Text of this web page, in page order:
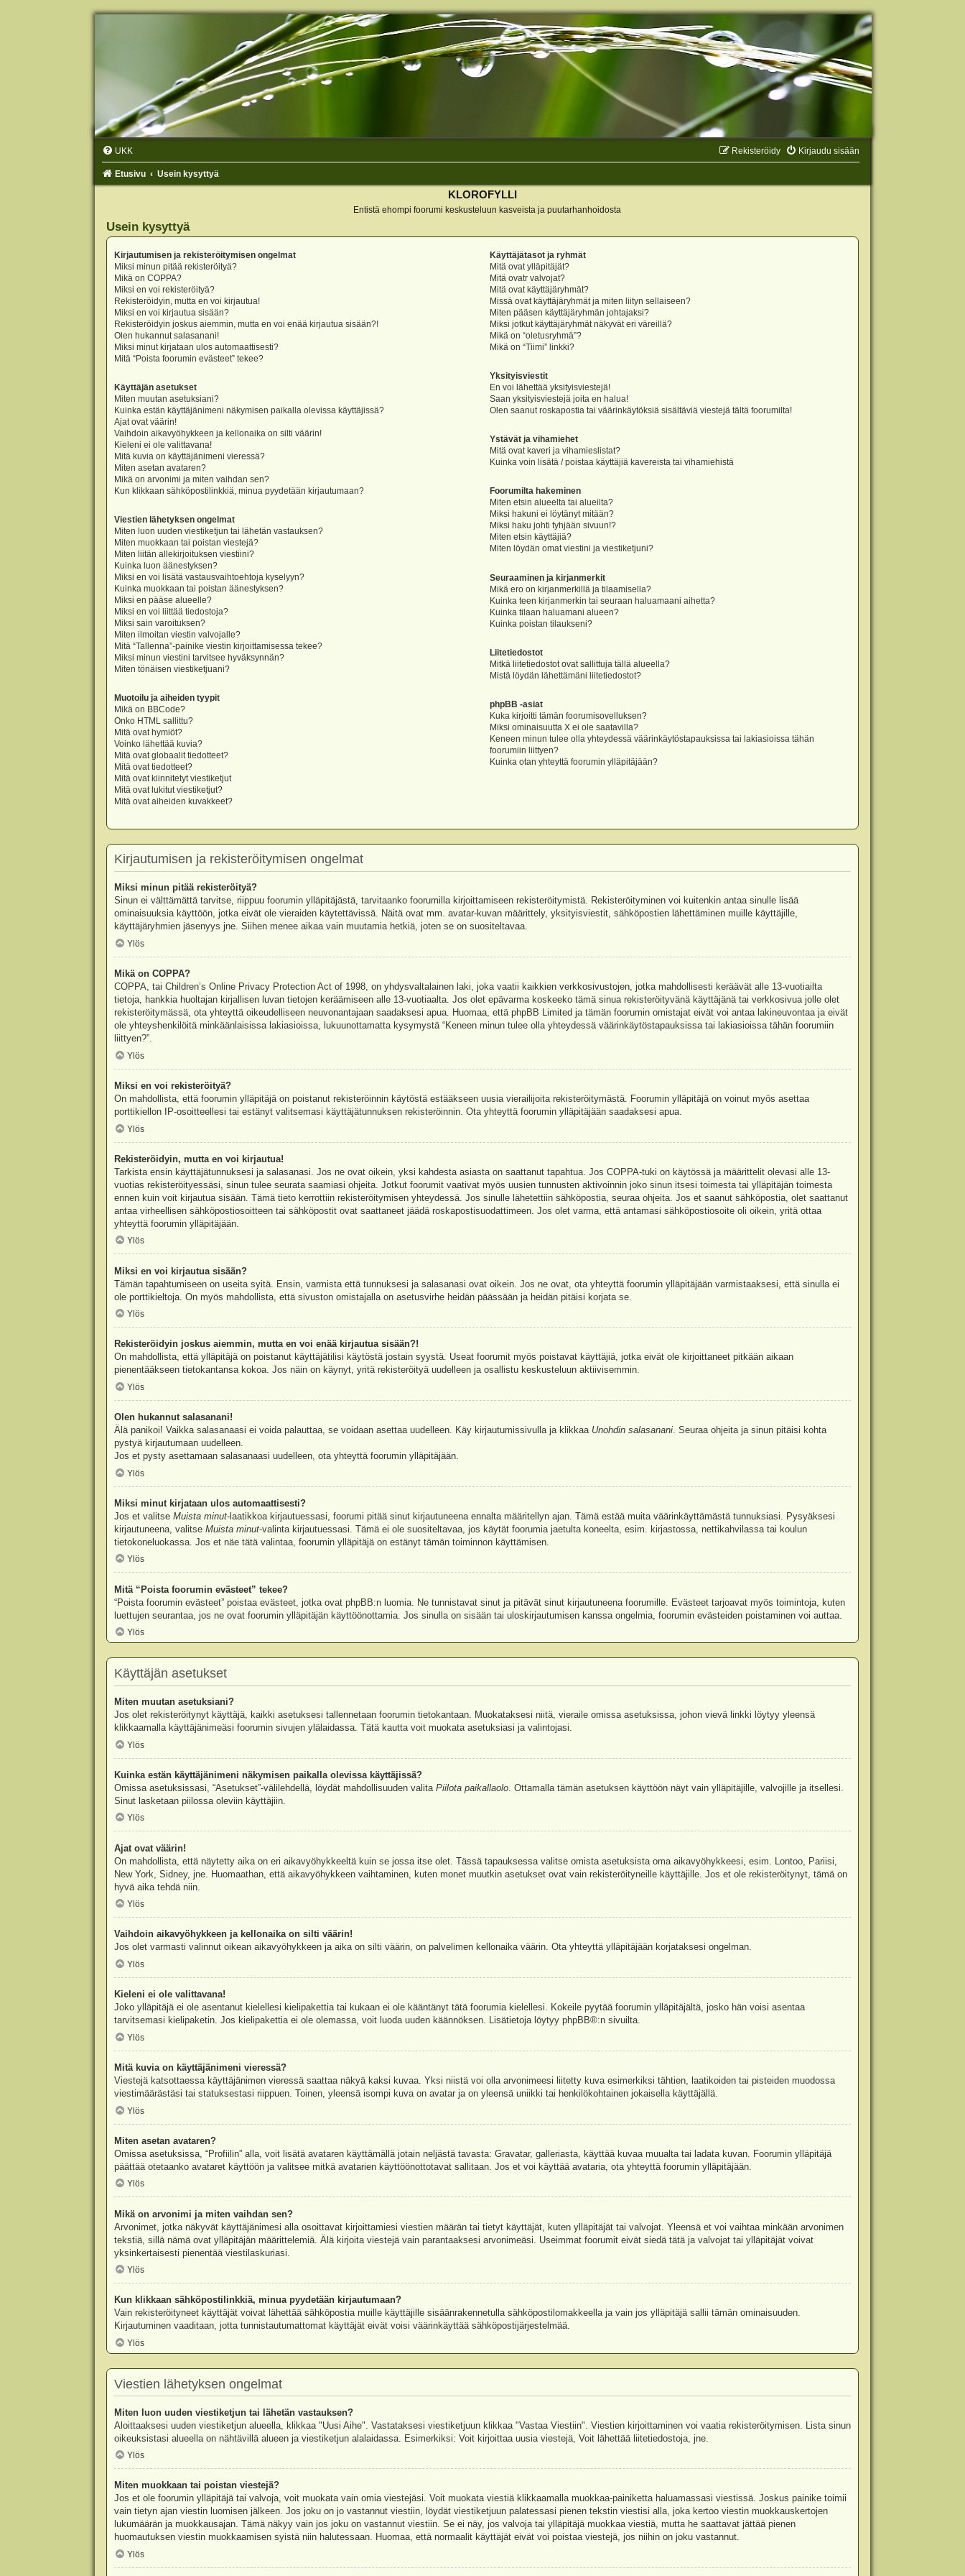
UKK Kirjaudu sisään
Rekisteröidy
Etusivu Usein kysyttyä
KLOROFYLLI
Entistä ehompi foorumi keskusteluun kasveista ja puutarhanhoidosta
Usein kysyttyä
Kirjautumisen ja rekisteröitymisen ongelmat
Miksi minun pitää rekisteröityä?
Mikä on COPPA?
Miksi en voi rekisteröityä?
Rekisteröidyin, mutta en voi kirjautua!
Miksi en voi kirjautua sisään?
Rekisteröidyin joskus aiemmin, mutta en voi enää kirjautua sisään?!
Olen hukannut salasanani!
Miksi minut kirjataan ulos automaattisesti?
Mitä “Poista foorumin evästeet” tekee?
Käyttäjän asetukset
Miten muutan asetuksiani?
Kuinka estän käyttäjänimeni näkymisen paikalla olevissa käyttäjissä?
Ajat ovat väärin!
Vaihdoin aikavyöhykkeen ja kellonaika on silti väärin!
Kieleni ei ole valittavana!
Mitä kuvia on käyttäjänimeni vieressä?
Miten asetan avataren?
Mikä on arvonimi ja miten vaihdan sen?
Kun klikkaan sähköpostilinkkiä, minua pyydetään kirjautumaan?
Viestien lähetyksen ongelmat
Miten luon uuden viestiketjun tai lähetän vastauksen?
Miten muokkaan tai poistan viestejä?
Miten liitän allekirjoituksen viestiini?
Kuinka luon äänestyksen?
Miksi en voi lisätä vastausvaihtoehtoja kyselyyn?
Kuinka muokkaan tai poistan äänestyksen?
Miksi en pääse alueelle?
Miksi en voi liittää tiedostoja?
Miksi sain varoituksen?
Miten ilmoitan viestin valvojalle?
Mitä “Tallenna”-painike viestin kirjoittamisessa tekee?
Miksi minun viestini tarvitsee hyväksynnän?
Miten tönäisen viestiketjuani?
Muotoilu ja aiheiden tyypit
Mikä on BBCode?
Onko HTML sallittu?
Mitä ovat hymiöt?
Voinko lähettää kuvia?
Mitä ovat globaalit tiedotteet?
Mitä ovat tiedotteet?
Mitä ovat kiinnitetyt viestiketjut
Mitä ovat lukitut viestiketjut?
Mitä ovat aiheiden kuvakkeet?
Käyttäjätasot ja ryhmät
Mitä ovat ylläpitäjät?
Mitä ovatr valvojat?
Mitä ovat käyttäjäryhmät?
Missä ovat käyttäjäryhmät ja miten liityn sellaiseen?
Miten pääsen käyttäjäryhmän johtajaksi?
Miksi jotkut käyttäjäryhmät näkyvät eri väreillä?
Mikä on “oletusryhmä”?
Mikä on “Tiimi” linkki?
Yksityisviestit
En voi lähettää yksityisviestejä!
Saan yksityisviestejä joita en halua!
Olen saanut roskapostia tai väärinkäytöksiä sisältäviä viestejä tältä foorumilta!
Ystävät ja vihamiehet
Mitä ovat kaveri ja vihamieslistat?
Kuinka voin lisätä / poistaa käyttäjiä kavereista tai vihamiehistä
Foorumilta hakeminen
Miten etsin alueelta tai alueilta?
Miksi hakuni ei löytänyt mitään?
Miksi haku johti tyhjään sivuun!?
Miten etsin käyttäjiä?
Miten löydän omat viestini ja viestiketjuni?
Seuraaminen ja kirjanmerkit
Mikä ero on kirjanmerkillä ja tilaamisella?
Kuinka teen kirjanmerkin tai seuraan haluamaani aihetta?
Kuinka tilaan haluamani alueen?
Kuinka poistan tilaukseni?
Liitetiedostot
Mitkä liitetiedostot ovat sallittuja tällä alueella?
Mistä löydän lähettämäni liitetiedostot?
phpBB -asiat
Kuka kirjoitti tämän foorumisovelluksen?
Miksi ominaisuutta X ei ole saatavilla?
Keneen minun tulee olla yhteydessä väärinkäytöstapauksissa tai lakiasioissa tähän
foorumiin liittyen?
Kuinka otan yhteyttä foorumin ylläpitäjään?
Kirjautumisen ja rekisteröitymisen ongelmat
Miksi minun pitää rekisteröityä?
Sinun ei välttämättä tarvitse, riippuu foorumin ylläpitäjästä, tarvitaanko foorumilla kirjoittamiseen rekisteröitymistä. Rekisteröityminen voi kuitenkin antaa sinulle lisää
ominaisuuksia käyttöön, jotka eivät ole vieraiden käytettävissä. Näitä ovat mm. avatar-kuvan määrittely, yksityisviestit, sähköpostien lähettäminen muille käyttäjille,
käyttäjäryhmien jäsenyys jne. Siihen menee aikaa vain muutamia hetkiä, joten se on suositeltavaa.
Ylös
Mikä on COPPA?
COPPA, tai Children’s Online Privacy Protection Act of 1998, on yhdysvaltalainen laki, joka vaatii kaikkien verkkosivustojen, jotka mahdollisesti keräävät alle 13-vuotiailta
tietoja, hankkia huoltajan kirjallisen luvan tietojen keräämiseen alle 13-vuotiaalta. Jos olet epävarma koskeeko tämä sinua rekisteröityvänä käyttäjänä tai verkkosivua jolle olet
rekisteröitymässä, ota yhteyttä oikeudelliseen neuvonantajaan saadaksesi apua. Huomaa, että phpBB Limited ja tämän foorumin omistajat eivät voi antaa lakineuvontaa ja eivät
ole yhteyshenkilöitä minkäänlaisissa lakiasioissa, lukuunottamatta kysymystä “Keneen minun tulee olla yhteydessä väärinkäytöstapauksissa tai lakiasioissa tähän foorumiin
liittyen?”.
Ylös
Miksi en voi rekisteröityä?
On mahdollista, että foorumin ylläpitäjä on poistanut rekisteröinnin käytöstä estääkseen uusia vierailijoita rekisteröitymästä. Foorumin ylläpitäjä on voinut myös asettaa
porttikiellon IP-osoitteellesi tai estänyt valitsemasi käyttäjätunnuksen rekisteröinnin. Ota yhteyttä foorumin ylläpitäjään saadaksesi apua.
Ylös
Rekisteröidyin, mutta en voi kirjautua!
Tarkista ensin käyttäjätunnuksesi ja salasanasi. Jos ne ovat oikein, yksi kahdesta asiasta on saattanut tapahtua. Jos COPPA-tuki on käytössä ja määrittelit olevasi alle 13-
vuotias rekisteröityessäsi, sinun tulee seurata saamiasi ohjeita. Jotkut foorumit vaativat myös uusien tunnusten aktivoinnin joko sinun itsesi toimesta tai ylläpitäjän toimesta
ennen kuin voit kirjautua sisään. Tämä tieto kerrottiin rekisteröitymisen yhteydessä. Jos sinulle lähetettiin sähköpostia, seuraa ohjeita. Jos et saanut sähköpostia, olet saattanut
antaa virheellisen sähköpostiosoitteen tai sähköpostit ovat saattaneet jäädä roskapostisuodattimeen. Jos olet varma, että antamasi sähköpostiosoite oli oikein, yritä ottaa
yhteyttä foorumin ylläpitäjään.
Ylös
Miksi en voi kirjautua sisään?
Tämän tapahtumiseen on useita syitä. Ensin, varmista että tunnuksesi ja salasanasi ovat oikein. Jos ne ovat, ota yhteyttä foorumin ylläpitäjään varmistaaksesi, että sinulla ei
ole porttikieltoja. On myös mahdollista, että sivuston omistajalla on asetusvirhe heidän päässään ja heidän pitäisi korjata se.
Ylös
Rekisteröidyin joskus aiemmin, mutta en voi enää kirjautua sisään?!
On mahdollista, että ylläpitäjä on poistanut käyttäjätilisi käytöstä jostain syystä. Useat foorumit myös poistavat käyttäjiä, jotka eivät ole kirjoittaneet pitkään aikaan
pienentääkseen tietokantansa kokoa. Jos näin on käynyt, yritä rekisteröityä uudelleen ja osallistu keskusteluun aktiivisemmin.
Ylös
Olen hukannut salasanani!
Älä panikoi! Vaikka salasanaasi ei voida palauttaa, se voidaan asettaa uudelleen. Käy kirjautumissivulla ja klikkaa Unohdin salasanani. Seuraa ohjeita ja sinun pitäisi kohta
pystyä kirjautumaan uudelleen.
Jos et pysty asettamaan salasanaasi uudelleen, ota yhteyttä foorumin ylläpitäjään.
Ylös
Miksi minut kirjataan ulos automaattisesti?
Jos et valitse Muista minut-laatikkoa kirjautuessasi, foorumi pitää sinut kirjautuneena ennalta määritellyn ajan. Tämä estää muita väärinkäyttämästä tunnuksiasi. Pysyäksesi
kirjautuneena, valitse Muista minut-valinta kirjautuessasi. Tämä ei ole suositeltavaa, jos käytät foorumia jaetulta koneelta, esim. kirjastossa, nettikahvilassa tai koulun
tietokoneluokassa. Jos et näe tätä valintaa, foorumin ylläpitäjä on estänyt tämän toiminnon käyttämisen.
Ylös
Mitä “Poista foorumin evästeet” tekee?
“Poista foorumin evästeet” poistaa evästeet, jotka ovat phpBB:n luomia. Ne tunnistavat sinut ja pitävät sinut kirjautuneena foorumille. Evästeet tarjoavat myös toimintoja, kuten
luettujen seurantaa, jos ne ovat foorumin ylläpitäjän käyttöönottamia. Jos sinulla on sisään tai uloskirjautumisen kanssa ongelmia, foorumin evästeiden poistaminen voi auttaa.
Ylös
Käyttäjän asetukset
Miten muutan asetuksiani?
Jos olet rekisteröitynyt käyttäjä, kaikki asetuksesi tallennetaan foorumin tietokantaan. Muokataksesi niitä, vieraile omissa asetuksissa, johon vievä linkki löytyy yleensä
klikkaamalla käyttäjänimeäsi foorumin sivujen ylälaidassa. Tätä kautta voit muokata asetuksiasi ja valintojasi.
Ylös
Kuinka estän käyttäjänimeni näkymisen paikalla olevissa käyttäjissä?
Omissa asetuksissasi, “Asetukset”-välilehdellä, löydät mahdollisuuden valita Piilota paikallaolo. Ottamalla tämän asetuksen käyttöön näyt vain ylläpitäjille, valvojille ja itsellesi.
Sinut lasketaan piilossa oleviin käyttäjiin.
Ylös
Ajat ovat väärin!
On mahdollista, että näytetty aika on eri aikavyöhykkeeltä kuin se jossa itse olet. Tässä tapauksessa valitse omista asetuksista oma aikavyöhykkeesi, esim. Lontoo, Pariisi,
New York, Sidney, jne. Huomaathan, että aikavyöhykkeen vaihtaminen, kuten monet muutkin asetukset ovat vain rekisteröityneille käyttäjille. Jos et ole rekisteröitynyt, tämä on
hyvä aika tehdä niin.
Ylös
Vaihdoin aikavyöhykkeen ja kellonaika on silti väärin!
Jos olet varmasti valinnut oikean aikavyöhykkeen ja aika on silti väärin, on palvelimen kellonaika väärin. Ota yhteyttä ylläpitäjään korjataksesi ongelman.
Ylös
Kieleni ei ole valittavana!
Joko ylläpitäjä ei ole asentanut kielellesi kielipakettia tai kukaan ei ole kääntänyt tätä foorumia kielellesi. Kokeile pyytää foorumin ylläpitäjältä, josko hän voisi asentaa
tarvitsemasi kielipaketin. Jos kielipakettia ei ole olemassa, voit luoda uuden käännöksen. Lisätietoja löytyy phpBB®:n sivuilta.
Ylös
Mitä kuvia on käyttäjänimeni vieressä?
Viestejä katsottaessa käyttäjänimen vieressä saattaa näkyä kaksi kuvaa. Yksi niistä voi olla arvonimeesi liitetty kuva esimerkiksi tähtien, laatikoiden tai pisteiden muodossa
viestimäärästäsi tai statuksestasi riippuen. Toinen, yleensä isompi kuva on avatar ja on yleensä uniikki tai henkilökohtainen jokaisella käyttäjällä.
Ylös
Miten asetan avataren?
Omissa asetuksissa, “Profiilin” alla, voit lisätä avataren käyttämällä jotain neljästä tavasta: Gravatar, galleriasta, käyttää kuvaa muualta tai ladata kuvan. Foorumin ylläpitäjä
päättää otetaanko avataret käyttöön ja valitsee mitkä avatarien käyttöönottotavat sallitaan. Jos et voi käyttää avataria, ota yhteyttä foorumin ylläpitäjään.
Ylös
Mikä on arvonimi ja miten vaihdan sen?
Arvonimet, jotka näkyvät käyttäjänimesi alla osoittavat kirjoittamiesi viestien määrän tai tietyt käyttäjät, kuten ylläpitäjät tai valvojat. Yleensä et voi vaihtaa minkään arvonimen
tekstiä, sillä nämä ovat ylläpitäjän määrittelemiä. Älä kirjoita viestejä vain parantaaksesi arvonimeäsi. Useimmat foorumit eivät siedä tätä ja valvojat tai ylläpitäjät voivat
yksinkertaisesti pienentää viestilaskuriasi.
Ylös
Kun klikkaan sähköpostilinkkiä, minua pyydetään kirjautumaan?
Vain rekisteröityneet käyttäjät voivat lähettää sähköpostia muille käyttäjille sisäänrakennetulla sähköpostilomakkeella ja vain jos ylläpitäjä sallii tämän ominaisuuden.
Kirjautuminen vaaditaan, jotta tunnistautumattomat käyttäjät eivät voisi väärinkäyttää sähköpostijärjestelmää.
Ylös
Viestien lähetyksen ongelmat
Miten luon uuden viestiketjun tai lähetän vastauksen?
Aloittaaksesi uuden viestiketjun alueella, klikkaa "Uusi Aihe". Vastataksesi viestiketjuun klikkaa "Vastaa Viestiin". Viestien kirjoittaminen voi vaatia rekisteröitymisen. Lista sinun
oikeuksistasi alueella on nähtävillä alueen ja viestiketjun alalaidassa. Esimerkiksi: Voit kirjoittaa uusia viestejä, Voit lähettää liitetiedostoja, jne.
Ylös
Miten muokkaan tai poistan viestejä?
Jos et ole foorumin ylläpitäjä tai valvoja, voit muokata vain omia viestejäsi. Voit muokata viestiä klikkaamalla muokkaa-painiketta haluamassasi viestissä. Joskus painike toimii
vain tietyn ajan viestin luomisen jälkeen. Jos joku on jo vastannut viestiin, löydät viestiketjuun palatessasi pienen tekstin viestisi alla, joka kertoo viestin muokkauskertojen
lukumäärän ja muokkausajan. Tämä näkyy vain jos joku on vastannut viestiin. Se ei näy, jos valvoja tai ylläpitäjä muokkaa viestiä, mutta he saattavat jättää pienen
huomautuksen viestin muokkaamisen syistä niin halutessaan. Huomaa, että normaalit käyttäjät eivät voi poistaa viestejä, jos niihin on joku vastannut.
Ylös